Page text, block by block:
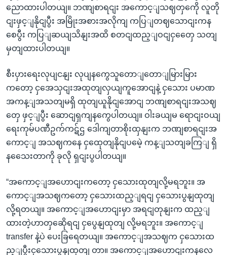
ညောထားပါတယျ။ ဘဏျစာရငျး အကောင့ျသဈတှကေို လူတို
ငျးဖှင့ျနိုငျပွီး အမြိုးအစားအလိုကျ ကပြျတဈသောငျးကန
စေပွီး ကပြျဆယျသိနျးအထိ စတငျထည့ျဝငျငှတှေေ သတျ
မှတျထားပါတယျ။
စီးပှားရေးလုပျငနျး လုပျနကွေသူတောျတောျမြားမြား
ကတော့ ငှအေသှငျးအထုတျလှယျကူအောငျနဲ့ ငှသေား ပမာဏ
အကန့ျအသတျမရှိ ထုတျယူနိုငျအောငျ ဘဏျစာရငျးအသဈ
တှေ ဖှင့ျပွီး ဆောငျရှကျနကွေပါတယျ။ ဝါးခယျမ ရောငျးဝယျ
ရေးကုမ်ပဏီဥက်ကဋ်ဌ ဒေါကျတာစိုးထှနျးက ဘဏျစာရငျးအ
ကောင့ျ အသဈကနေ ငှထေုတျနိုငျပမေဲ့ ကန့ျသတျခကြျ ရှိ
နသေေးတာကို ခုလို ရှငျးပွပါတယျ။
“အကောင့ျအဟောငျးကတော့ ငှသေားထုတျလို့မရဘူး။ အ
ကောင့ျအသဈကတော့ ငှသေားထည့ျရငျ ငှသေားပွနျထုတျ
လို့ရတယျ။ အကောင့ျအဟောငျးမှာ အရငျတုနျးက ထည့ျ
ထားတဲ့ဟာတှဆေိုရငျ ငှပွေနျထုတျ လို့မရဘူး။ အကောင့ျ
transfer နဲ့ပဲ ပေးခြရေတယျ။ အကောင့ျအသဈက ငှသေားထ
ည့ျပွီးငှသေားပွနျထုတျ တာ။ အကောင့ျအဟောငျးကနလေ